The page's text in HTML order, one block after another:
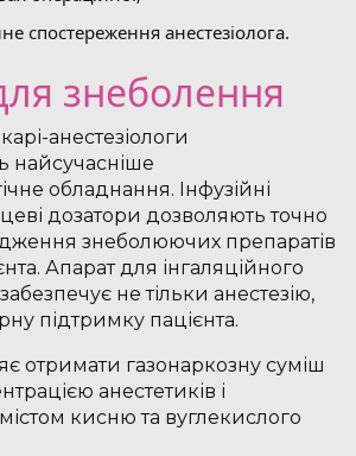
спостереження анестезіолога.
знеболення
анестезіологи
найсучасніше
обладнання. Інфузійні
дозатори дозволяють точно
знеболюючих препаратів
Апарат для інгаляційного
не тільки анестезію,
підтримку пацієнта.
отримати газонаркозну суміш
анестетиків і
кисню та вуглекислого